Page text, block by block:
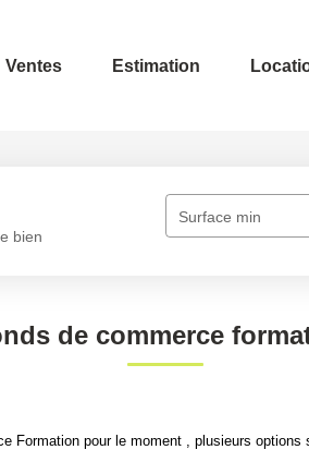
Ventes Estimation
bien
Surface min
de commerce
Formation pour le moment , plusieurs options